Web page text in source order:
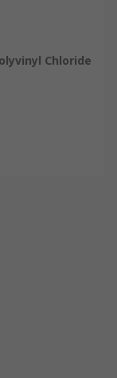
Chloride